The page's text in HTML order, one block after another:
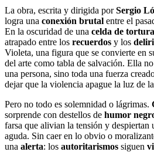
La obra, escrita y dirigida porSergio
logra una conexión brutal entre el
En la oscuridad de una celda de tortura
atrapado entre los recuerdos y los
Violeta, una figura que se convierte en
del arte como tabla de salvación. Ella
una persona, sino toda una fuerza
dejar que la violencia apague la luz de
Pero no todo es solemnidad o lágrimas.
sorprende con destellos de humor
farsa que alivian la tensión y despiertan
aguda. Sin caer en lo obvio o
una alerta: los autoritarismos siguen